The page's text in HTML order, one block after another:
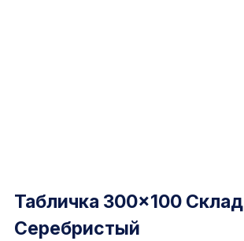
Табличка 300×100 Склад
Серебристый